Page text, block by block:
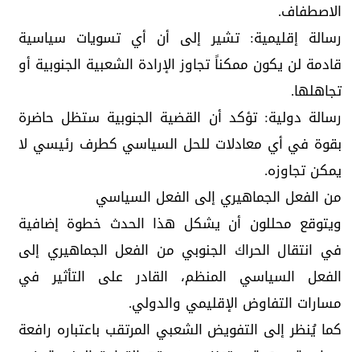
الاصطفاف.
رسالة إقليمية: تشير إلى أن أي تسويات سياسية
قادمة لن يكون ممكناً تجاوز الإرادة الشعبية الجنوبية أو
تجاهلها.
رسالة دولية: تؤكد أن القضية الجنوبية ستظل حاضرة
بقوة في أي معادلات للحل السياسي كطرف رئيسي لا
يمكن تجاوزه.
من الفعل الجماهيري إلى الفعل السياسي
ويتوقع محللون أن يشكل هذا الحدث خطوة إضافية
في انتقال الحراك الجنوبي من الفعل الجماهيري إلى
الفعل السياسي المنظم، القادر على التأثير في
مسارات التفاوض الإقليمي والدولي.
كما يُنظر إلى التفويض الشعبي المرتقب باعتباره رافعة